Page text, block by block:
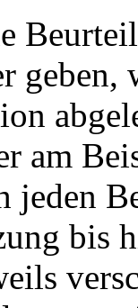
am
jeden
bis